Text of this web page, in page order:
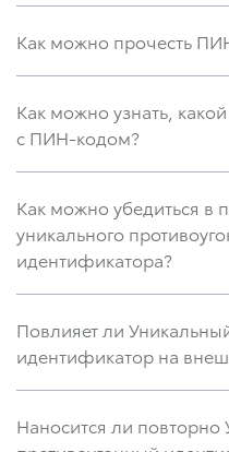
Как можно прочесть
Как можно узнать,
с ПИН-кодом?
Как можно убедиться в
уникального
идентификатора?
Повлияет ли
идентификатор на
Наносится ли повторно